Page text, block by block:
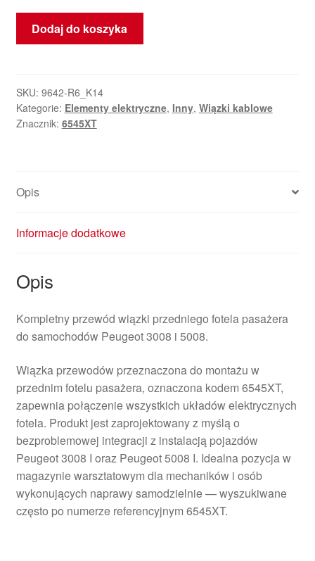
ilość
Wiązka
Peugeot
3008
5008
Dodaj do koszyka
SKU: 9642-R6_K14
Kategorie: Elementy elektryczne, Inny, Wiązki kablowe
Znacznik: 6545XT
Opis
Informacje dodatkowe
Opis
Kompletny przewód wiązki przedniego fotela pasażera
do samochodów Peugeot 3008 i 5008.
Wiązka przewodów przeznaczona do montażu w
przednim fotelu pasażera, oznaczona kodem 6545XT,
zapewnia połączenie wszystkich układów elektrycznych
fotela. Produkt jest zaprojektowany z myślą o
bezproblemowej integracji z instalacją pojazdów
Peugeot 3008 I oraz Peugeot 5008 I. Idealna pozycja w
magazynie warsztatowym dla mechaników i osób
wykonujących naprawy samodzielnie — wyszukiwane
często po numerze referencyjnym 6545XT.